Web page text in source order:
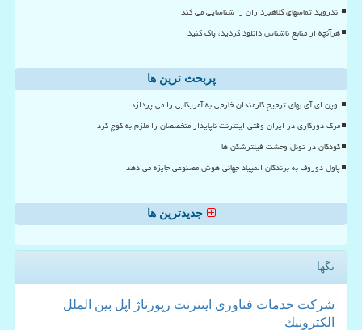
اندروید تماسهای کلاهبرداران را شناسایی می کند
هرآنچه از منابع ناشناس دانلود کردید، پاک کنید
پربحث ترین ها
اوپن ای آی بهای ترجیح کارمندان خارجی به آمریکایی را می پردازد
مرگ دورکاری در ایران وقتی اینترنت ناپایدار متخصصان را ملزم به کوچ کرد
کودکان در تونل وحشت فیلترشکن ها
پاول دوروف به برندگان المپیاد جهانی هوش مصنوعی جایزه می دهد
جدیدترین ها
تگها
شركت خدمات فناوری اینترنت رپورتاژ اپل بین الملل
الكترونیك